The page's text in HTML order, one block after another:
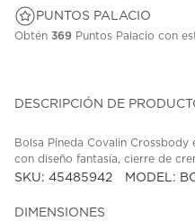
PUNTOS PALACIO
Obtén 369 Puntos Palacio con
DESCRIPCIÓN DE
Bolsa Pineda Covalin Crossbody
con diseño fantasía, cierre de
SKU: 45485942 MODEL:
DIMENSIONES